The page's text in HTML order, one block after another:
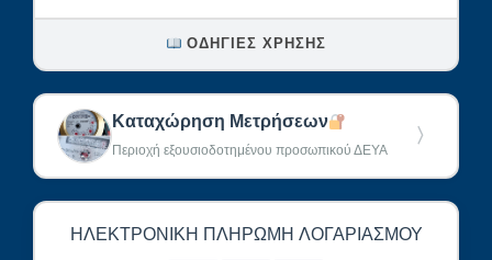
ΟΔΗΓΊΕΣ ΧΡΉΣΗΣ
Καταχώρηση Μετρήσεων
Περιοχή εξουσιοδοτημένου προσωπικού ΔΕΥΑ
〉
ΗΛΕΚΤΡΟΝΙΚΉ ΠΛΗΡΩΜΉ ΛΟΓΑΡΙΑΣΜΟΎ